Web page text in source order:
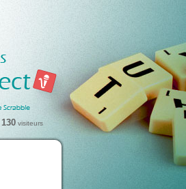
130 visiteurs